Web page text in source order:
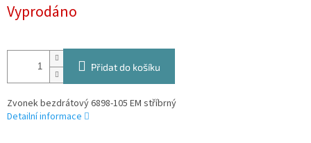
cena:
Vyprodáno
Přidat do košíku
Zvonek bezdrátový 6898-105 EM stříbrný
Detailní informace